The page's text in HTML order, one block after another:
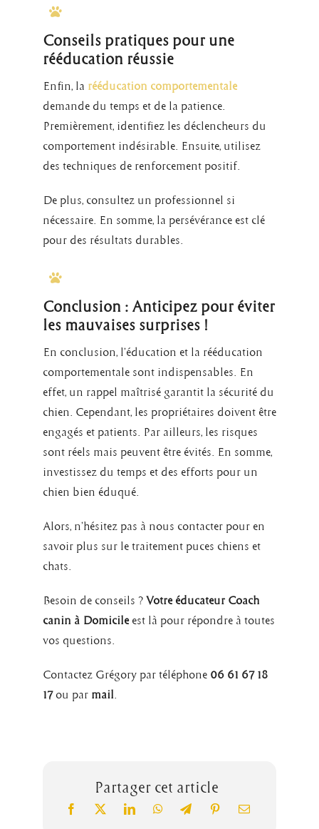
Conseils pratiques pour une
rééducation réussie
Enfin, la rééducation comportementale
demande du temps et de la patience.
Premièrement, identifiez les déclencheurs du
comportement indésirable. Ensuite, utilisez
des techniques de renforcement positif.
De plus, consultez un professionnel si
nécessaire. En somme, la persévérance est clé
pour des résultats durables.
Conclusion : Anticipez pour éviter
les mauvaises surprises !
En conclusion, l’éducation et la rééducation
comportementale sont indispensables. En
effet, un rappel maîtrisé garantit la sécurité du
chien. Cependant, les propriétaires doivent être
engagés et patients. Par ailleurs, les risques
sont réels mais peuvent être évités. En somme,
investissez du temps et des efforts pour un
chien bien éduqué.
Alors, n’hésitez pas à nous contacter pour en
savoir plus sur le traitement puces chiens et
chats.
Besoin de conseils ? Votre éducateur Coach
canin à Domicileest là pour répondre à toutes
vos questions.
Contactez Grégory par téléphone 06 61 67 18
17ou par mail
Partager cet article